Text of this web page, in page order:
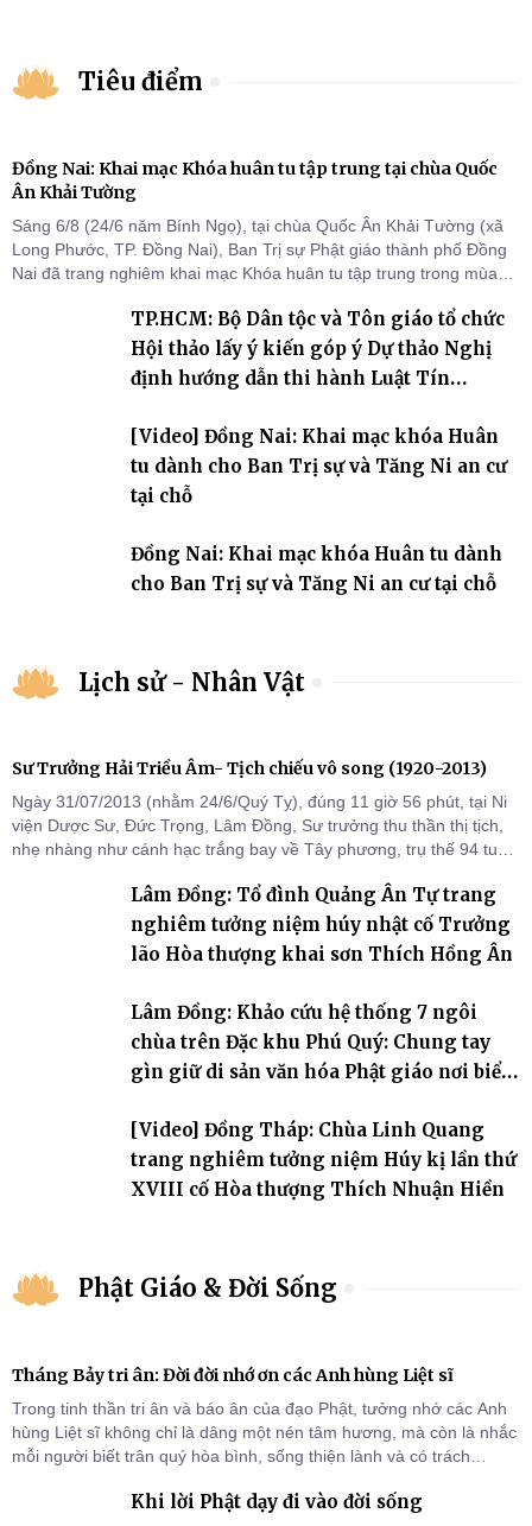
Tiêu điểm
Đồng Nai: Khai mạc Khóa huân tu tập trung tại chùa Quốc
Ân Khải Tường
Sáng 6/8 (24/6 năm Bính Ngọ), tại chùa Quốc Ân Khải Tường (xã
Long Phước, TP. Đồng Nai), Ban Trị sự Phật giáo thành phố Đồng
Nai đã trang nghiêm khai mạc Khóa huân tu tập trung trong mùa
chỗ khu vực VII, VIII và trường hạ chùa Quốc Ân Khải Tường.
TP.HCM: Bộ Dân tộc và Tôn giáo tổ chức
Hội thảo lấy ý kiến góp ý Dự thảo Nghị
định hướng dẫn thi hành Luật Tín
[Video] Đồng Nai: Khai mạc khóa Huân
tu dành cho Ban Trị sự và Tăng Ni an cư
tại chỗ
Đồng Nai: Khai mạc khóa Huân tu dành
cho Ban Trị sự và Tăng Ni an cư tại chỗ
Lịch sử - Nhân Vật
Sư Trưởng Hải Triều Âm- Tịch chiếu vô song (1920-2013)
Ngày 31/07/2013 (nhằm 24/6/Quý Tỵ), đúng 11 giờ 56 phút, tại Ni
viện Dược Sư, Đức Trọng, Lâm Đồng, Sư trưởng thu thần thị tịch,
nhẹ nhàng như cánh hạc trắng bay về Tây phương, trụ thế 94 tuổi
Lâm Đồng: Tổ đình Quảng Ân Tự trang
nghiêm tưởng niệm húy nhật cố Trưởng
lão Hòa thượng khai sơn Thích Hồng Ân
Lâm Đồng: Khảo cứu hệ thống 7 ngôi
chùa trên Đặc khu Phú Quý: Chung tay
gìn giữ di sản văn hóa Phật giáo nơi biển
[Video] Đồng Tháp: Chùa Linh Quang
trang nghiêm tưởng niệm Húy kị lần thứ
XVIII cố Hòa thượng Thích Nhuận Hiền
Phật Giáo & Đời Sống
Tháng Bảy tri ân: Đời đời nhớ ơn các Anh hùng Liệt sĩ
Trong tinh thần tri ân và báo ân của đạo Phật, tưởng nhớ các Anh
hùng Liệt sĩ không chỉ là dâng một nén tâm hương, mà còn là nhắc
mỗi người biết trân quý hòa bình, sống thiện lành và có trách
Khi lời Phật dạy đi vào đời sống